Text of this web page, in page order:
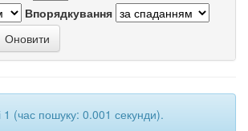
Впорядкування
1 (час пошуку: 0.001 секунди).